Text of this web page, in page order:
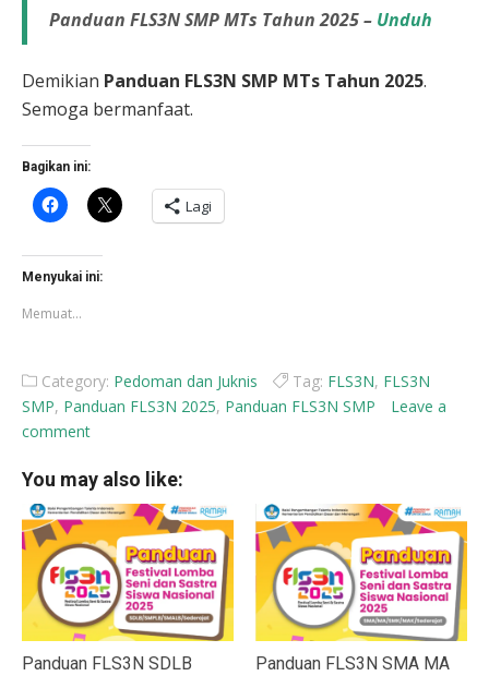
Panduan FLS3N SMP MTs Tahun 2025 – Unduh
Demikian Panduan FLS3N SMP MTs Tahun 2025.
Semoga bermanfaat.
Bagikan ini:
Klik
untuk
Facebook(Membuka
di
jendela
baru)
Klik
untuk
berbagi
Lagi
Menyukai ini:
Memuat...
Category: Pedoman dan Juknis Tag: FLS3N, FLS3N
SMP, Panduan FLS3N 2025, Panduan FLS3N SMP
Leave a
comment
You may also like:
Panduan FLS3N SDLB
Panduan FLS3N SMA MA